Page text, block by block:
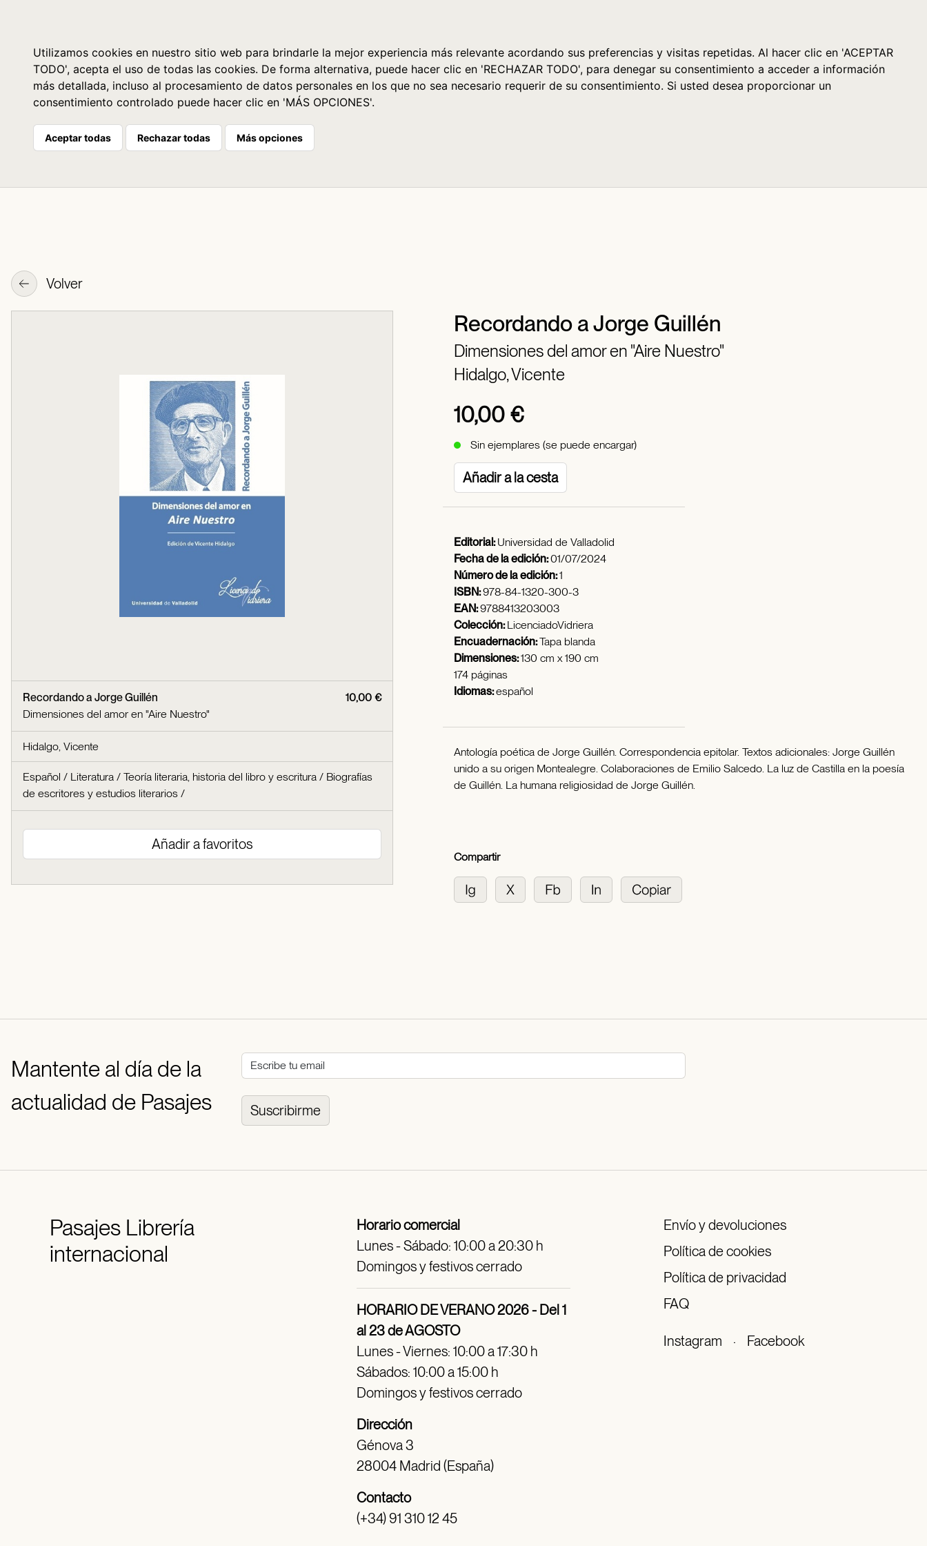
Utilizamos cookies en nuestro sitio web para brindarle la mejor experiencia más relevante acordando sus preferencias y visitas repetidas. Al hacer clic en 'ACEPTAR
TODO', acepta el uso de todas las cookies. De forma alternativa, puede hacer clic en 'RECHAZAR TODO', para denegar su consentimiento a acceder a información
más detallada, incluso al procesamiento de datos personales en los que no sea necesario requerir de su consentimiento. Si usted desea proporcionar un
consentimiento controlado puede hacer clic en 'MÁS OPCIONES'.
Aceptar todas Rechazar todas Más opciones
Volver
Recordando a Jorge Guillén
Dimensiones del amor en "Aire Nuestro"
Hidalgo, Vicente
10,00 €
Sin ejemplares (se puede encargar)
Añadir a la cesta
10,00 €
Recordando a Jorge Guillén
Dimensiones del amor en "Aire Nuestro"
Hidalgo, Vicente
Español / Literatura / Teoría literaria, historia del libro y escritura / Biografías
de escritores y estudios literarios /
Añadir a favoritos
Editorial:Universidad de Valladolid
Fecha de la edición:01/07/2024
Número de la edición:1
ISBN:978-84-1320-300-3
EAN:9788413203003
Colección:LicenciadoVidriera
Encuadernación:Tapa blanda
Dimensiones:130 cm x 190 cm
174 páginas
Idiomas:español
Antología poética de Jorge Guillén. Correspondencia epitolar. Textos adicionales: Jorge Guillén
unido a su origen Montealegre. Colaboraciones de Emilio Salcedo. La luz de Castilla en la poesía
de Guillén. La humana religiosidad de Jorge Guillén.
Compartir
Mantente al día de la
actualidad de Pasajes
Suscribirme
PasajesLibrería
internacional
Horario comercial
Lunes - Sábado: 10:00 a 20:30 h
Domingos y festivos cerrado
HORARIO DE VERANO 2026 - Del 1
al 23 de AGOSTO
Lunes - Viernes: 10:00 a 17:30 h
Sábados: 10:00 a 15:00 h
Domingos y festivos cerrado
Dirección
Génova 3
28004 Madrid (España)
Contacto
(+34) 91 310 12 45
Envío y devoluciones
Política de cookies
Política de privacidad
FAQ
Instagram · Facebook